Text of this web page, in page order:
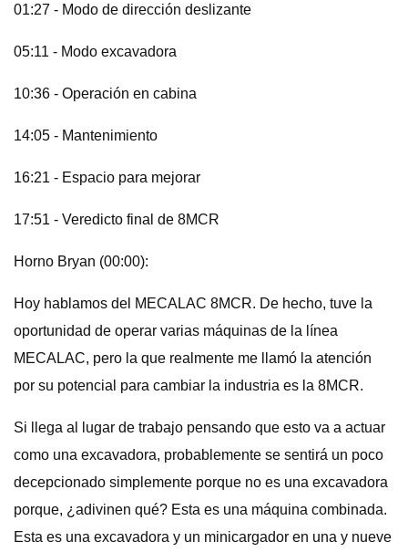
01:27 - Modo de dirección deslizante
05:11 - Modo excavadora
10:36 - Operación en cabina
14:05 - Mantenimiento
16:21 - Espacio para mejorar
17:51 - Veredicto final de 8MCR
Horno Bryan (00:00):
Hoy hablamos del MECALAC 8MCR. De hecho, tuve la
oportunidad de operar varias máquinas de la línea
MECALAC, pero la que realmente me llamó la atención
por su potencial para cambiar la industria es la 8MCR.
Si llega al lugar de trabajo pensando que esto va a actuar
como una excavadora, probablemente se sentirá un poco
decepcionado simplemente porque no es una excavadora
porque, ¿adivinen qué? Esta es una máquina combinada.
Esta es una excavadora y un minicargador en una y nueve